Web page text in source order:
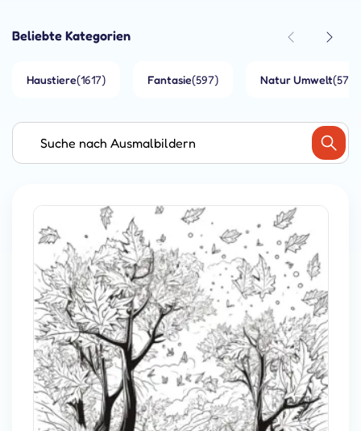
Beliebte Kategorien
Haustiere(1617) Fantasie(597) Natur Umwelt(573)